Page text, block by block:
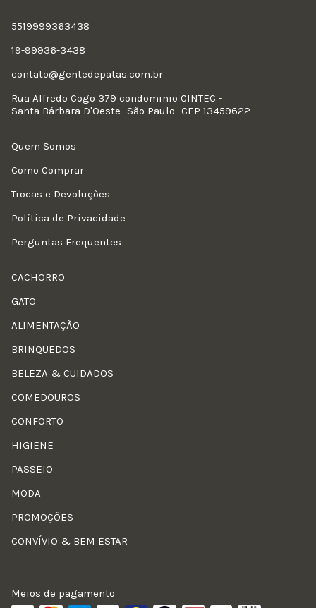
5519999363438
19-99936-3438
contato@gentedepatas.com.br
Rua Alfredo Cogo 379 condominio CINTEC -
Santa Bárbara D'Oeste- São Paulo- CEP 13459622
Quem Somos
Como Comprar
Trocas e Devoluções
Política de Privacidade
Perguntas Frequentes
CACHORRO
GATO
ALIMENTAÇÃO
BRINQUEDOS
BELEZA & CUIDADOS
COMEDOUROS
CONFORTO
HIGIENE
PASSEIO
MODA
PROMOÇÕES
CONVÍVIO & BEM ESTAR
Meios de pagamento